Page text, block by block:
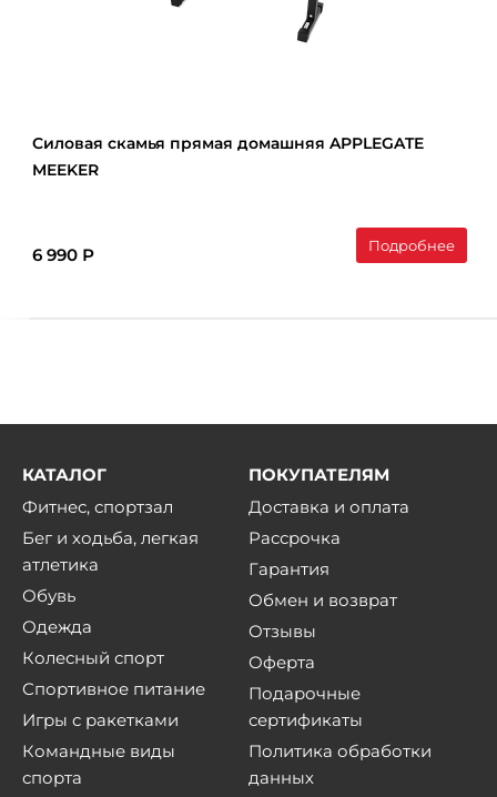
Силовая скамья прямая домашняя APPLEGATE
MEEKER
6 990 Р Подробнее
КАТАЛОГ
Фитнес, спортзал
Бег и ходьба, легкая
атлетика
Обувь
Одежда
Колесный спорт
Спортивное питание
Игры с ракетками
Командные виды
спорта
ПОКУПАТЕЛЯМ
Доставка и оплата
Рассрочка
Гарантия
Обмен и возврат
Отзывы
Оферта
Подарочные
сертификаты
Политика обработки
данных